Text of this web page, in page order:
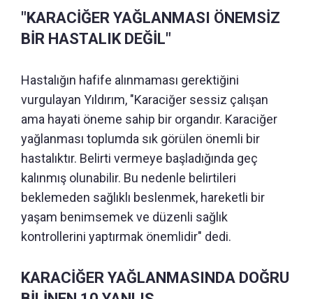
"KARACİĞER YAĞLANMASI ÖNEMSİZ
BİR HASTALIK DEĞİL"
Hastalığın hafife alınmaması gerektiğini
vurgulayan Yıldırım, "Karaciğer sessiz çalışan
ama hayati öneme sahip bir organdır. Karaciğer
yağlanması toplumda sık görülen önemli bir
hastalıktır. Belirti vermeye başladığında geç
kalınmış olunabilir. Bu nedenle belirtileri
beklemeden sağlıklı beslenmek, hareketli bir
yaşam benimsemek ve düzenli sağlık
kontrollerini yaptırmak önemlidir" dedi.
KARACİĞER YAĞLANMASINDA DOĞRU